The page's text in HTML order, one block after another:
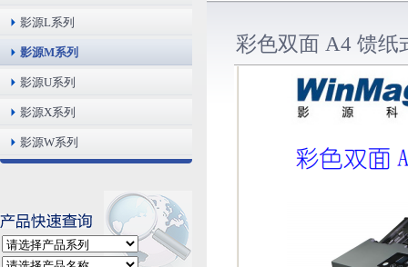
影源L系列
影源M系列
影源U系列
影源X系列
影源W系列
彩色双面 A4 馈纸